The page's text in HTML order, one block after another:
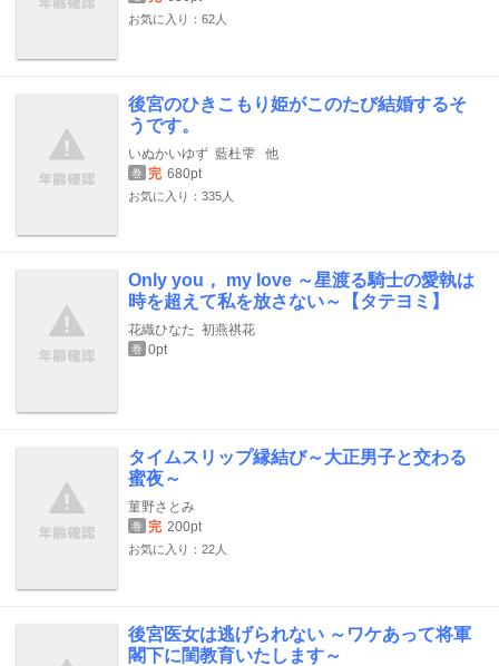
お気に入り：62人
後宮のひきこもり姫がこのたび結婚するそ
うです。
いぬかいゆず 藍杜雫 他
巻 完 680pt
お気に入り：335人
Only you， my love ～星渡る騎士の愛執は
時を超えて私を放さない～【タテヨミ】
花織ひなた 初燕祺花
巻 0pt
タイムスリップ縁結び～大正男子と交わる
蜜夜～
菫野さとみ
巻 完 200pt
お気に入り：22人
後宮医女は逃げられない ～ワケあって将軍
閣下に閨教育いたします～